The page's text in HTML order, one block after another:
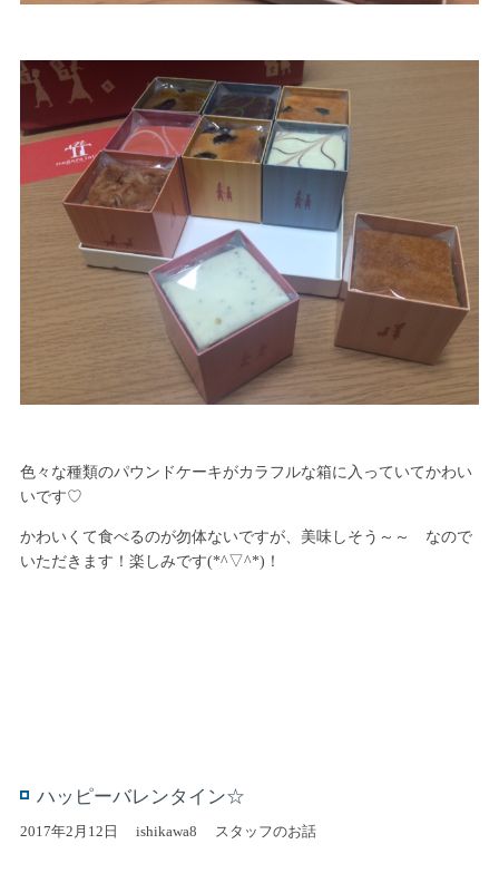
色々な種類のパウンドケーキがカラフルな箱に入っていてかわい
いです♡
かわいくて食べるのが勿体ないですが、美味しそう～～ なので
いただきます！楽しみです(*^▽^*)！
ハッピーバレンタイン☆
2017年2月12日 ishikawa8 スタッフのお話